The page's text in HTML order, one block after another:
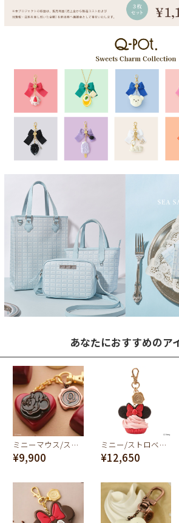
あなたにおすすめのア
ミニーマウス/ストロベリー ショコラ バッグチャーム
¥9,900
ミニー/ストロベリーカップケーキ バッグチャーム【ディズニー アクセサリー】
¥12,650